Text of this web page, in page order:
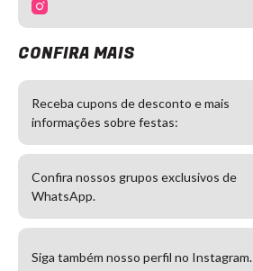
CONFIRA MAIS
Receba cupons de desconto e mais
informações sobre festas:
Confira nossos grupos exclusivos de
WhatsApp.
Siga também nosso perfil no Instagram.